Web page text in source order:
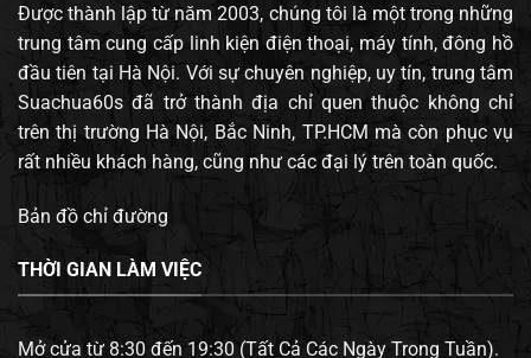
Được thành lập từ năm 2003, chúng tôi là một trong những
trung tâm cung cấp linh kiện điện thoại, máy tính, đông hồ
đầu tiên tại Hà Nội. Với sự chuyên nghiệp, uy tín, trung tâm
Suachua60s đã trở thành địa chỉ quen thuộc không chỉ
trên thị trường Hà Nội, Bắc Ninh, TP.HCM mà còn phục vụ
rất nhiều khách hàng, cũng như các đại lý trên toàn quốc.
Bản đồ chỉ đường
THỜI GIAN LÀM VIỆC
Mở cửa từ 8:30 đến 19:30 (Tất Cả Các Ngày Trong Tuần).